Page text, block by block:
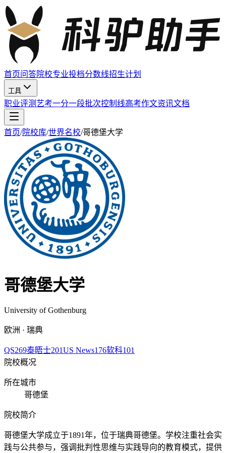
首页问答院校专业投档分数线招生计划
工具
职业评测 艺考一分一段批次控制线高考作文资讯文档
首页/院校库/世界名校/哥德堡大学
哥德堡大学
University of Gothenburg
欧洲 · 瑞典
QS269泰晤士201US News176软科101
院校概况
所在城市
哥德堡
院校简介
哥德堡大学成立于1891年，位于瑞典哥德堡。学校注重社会实
践与公共参与，强调批判性思维与实践导向的教育模式，提供